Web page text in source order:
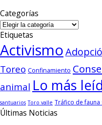
Categorías
Categorías
Etiquetas
Activismo
Toreo Confinamiento
animal Lo más
santuarios Toro valle Tráfico de fauna
Últimas Noticias